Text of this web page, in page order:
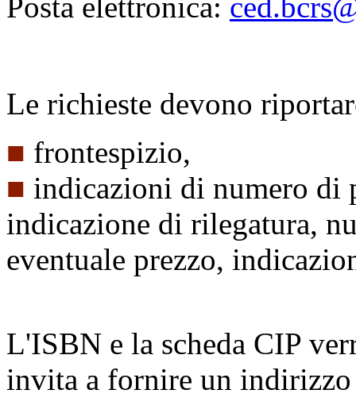
Le richieste devono
■ frontespizio,
■ indicazioni di numero di
indicazione di rilegatura,
eventuale prezzo,
L'ISBN e la scheda CIP
invita a fornire un